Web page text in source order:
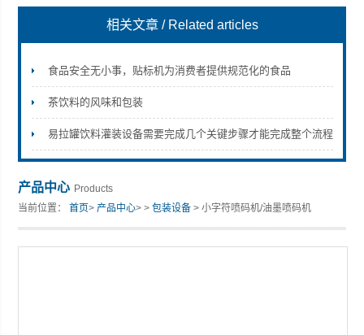
张家港市裕丰饮料机械有限公司
相关文章 / Related articles
食品安全无小事，贴标机为消费者提供规范化的食品
茶饮料的风味和包装
易拉罐饮料灌装设备需要完成几个关键步骤才能完成整个流程
产品中心 Products
当前位置：首页>产品中心> >包装设备 > 小字符喷码机/油墨喷码机